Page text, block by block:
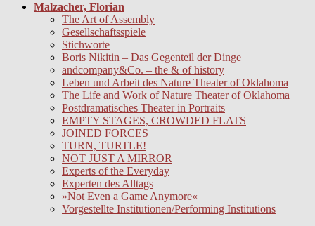
Malzacher, Florian
The Art of Assembly
Gesellschaftsspiele
Stichworte
Boris Nikitin – Das Gegenteil der Dinge
andcompany&Co. – the & of history
Leben und Arbeit des Nature Theater of Oklahoma
The Life and Work of Nature Theater of Oklahoma
Postdramatisches Theater in Portraits
EMPTY STAGES, CROWDED FLATS
JOINED FORCES
TURN, TURTLE!
NOT JUST A MIRROR
Experts of the Everyday
Experten des Alltags
»Not Even a Game Anymore«
Vorgestellte Institutionen/Performing Institutions